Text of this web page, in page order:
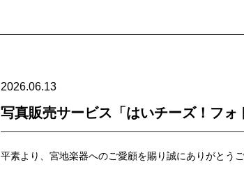
2026.06.13
写真販売サービス「はいチーズ！フ
平素より、宮地楽器へのご愛顧を賜り誠にありがとうご